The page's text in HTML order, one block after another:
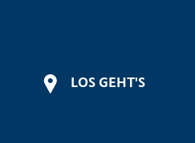
LOS GEHT'S